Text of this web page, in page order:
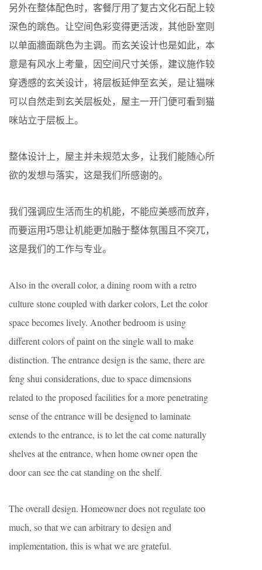
另外在整体配色时，客餐厅用了复古文化石配上较
深色的跳色。让空间色彩变得更活泼，其他卧室则
以单面牆面跳色为主调。而玄关设计也是如此，本
意是有风水上考量，因空间尺寸关係，建议施作较
穿透感的玄关设计，将层板延伸至玄关，是让猫咪
可以自然走到玄关层板处，屋主一开门便可看到猫
咪站立于层板上。
整体设计上，屋主并未规范太多，让我们能随心所
欲的发想与落实，这是我们所感谢的。
我们强调应生活而生的机能，不能应美感而放弃，
而要运用巧思让机能更加融于整体氛围且不突兀，
这是我们的工作与专业。
Also in the overall color, a dining room with a retro
culture stone coupled with darker colors, Let the color
space becomes lively. Another bedroom is using
different colors of paint on the single wall to make
distinction. The entrance design is the same, there are
feng shui considerations, due to space dimensions
related to the proposed facilities for a more penetrating
sense of the entrance will be designed to laminate
extends to the entrance, is to let the cat come naturally
shelves at the entrance, when home owner open the
door can see the cat standing on the shelf.
The overall design. Homeowner does not regulate too
much, so that we can arbitrary to design and
implementation, this is what we are grateful.